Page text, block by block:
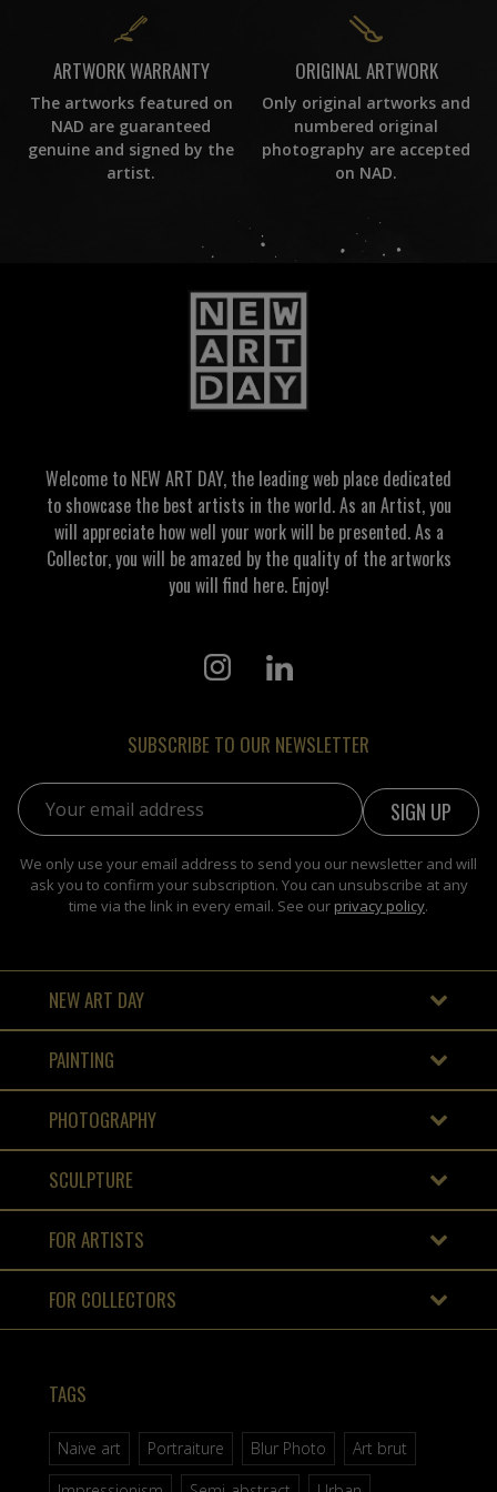
ARTWORK WARRANTY
The artworks featured on
NAD are guaranteed
genuine and signed by the
artist.
ORIGINAL ARTWORK
Only original artworks and
numbered original
photography are accepted
on NAD.
Welcome to NEW ART DAY, the leading web place dedicated
to showcase the best artists in the world. As an Artist, you
will appreciate how well your work will be presented. As a
Collector, you will be amazed by the quality of the artworks
you will find here. Enjoy!
SUBSCRIBE TO OUR NEWSLETTER
Email address:
We only use your email address to send you our newsletter and will
ask you to confirm your subscription. You can unsubscribe at any
time via the link in every email. See our privacy policy.
NEW ART DAY
PAINTING
PHOTOGRAPHY
SCULPTURE
FOR ARTISTS
FOR COLLECTORS
TAGS
Naive art Portraiture Blur Photo
Art brut